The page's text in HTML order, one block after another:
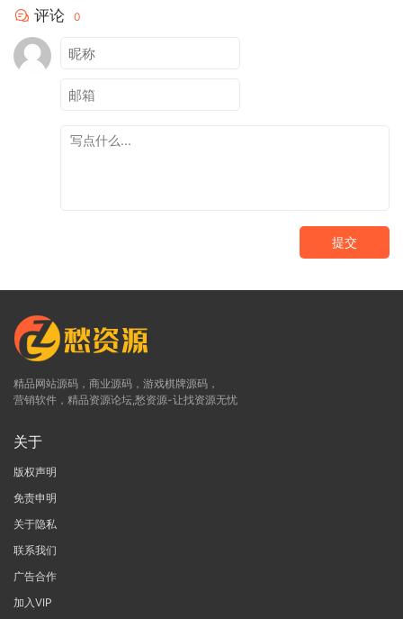
评论 0
提交
精品网站源码，商业源码，游戏棋牌源码，
营销软件，精品资源论坛,愁资源-让找资源无忧
关于
版权声明
免责申明
关于隐私
联系我们
广告合作
加入VIP